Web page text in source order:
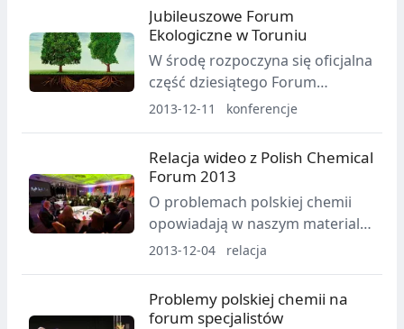
Jubileuszowe Forum
Ekologiczne w Toruniu
W środę rozpoczyna się oficjalna
część dziesiątego Forum
Ekologicznego Branży
2013-12-11 konferencje
Relacja wideo z Polish Chemical
Forum 2013
O problemach polskiej chemii
opowiadają w naszym materiale
wideo uczestnicy forum branży
2013-12-04 relacja
Problemy polskiej chemii na
forum specjalistów